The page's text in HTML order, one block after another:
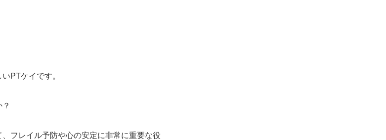
PTケイです。
フレイル予防や心の安定に非常に重要な役